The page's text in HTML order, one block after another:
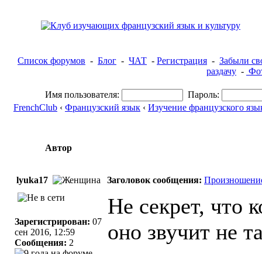
Список форумов - Блог - ЧАТ - Регистрация - Забыли
раздачу -
Имя пользователя:
Пароль:
FrenchClub ‹ Французский язык ‹ Изучение французского
Автор
lyuka17 Заголовок сообщения:
Зарегистрирован: 07
сен 2016, 12:59
Сообщения: 2
Не секрет, что
оно звучит не